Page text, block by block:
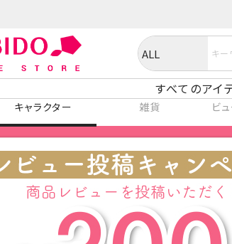
すべてのアイ
キャラクター 雑貨 ビ